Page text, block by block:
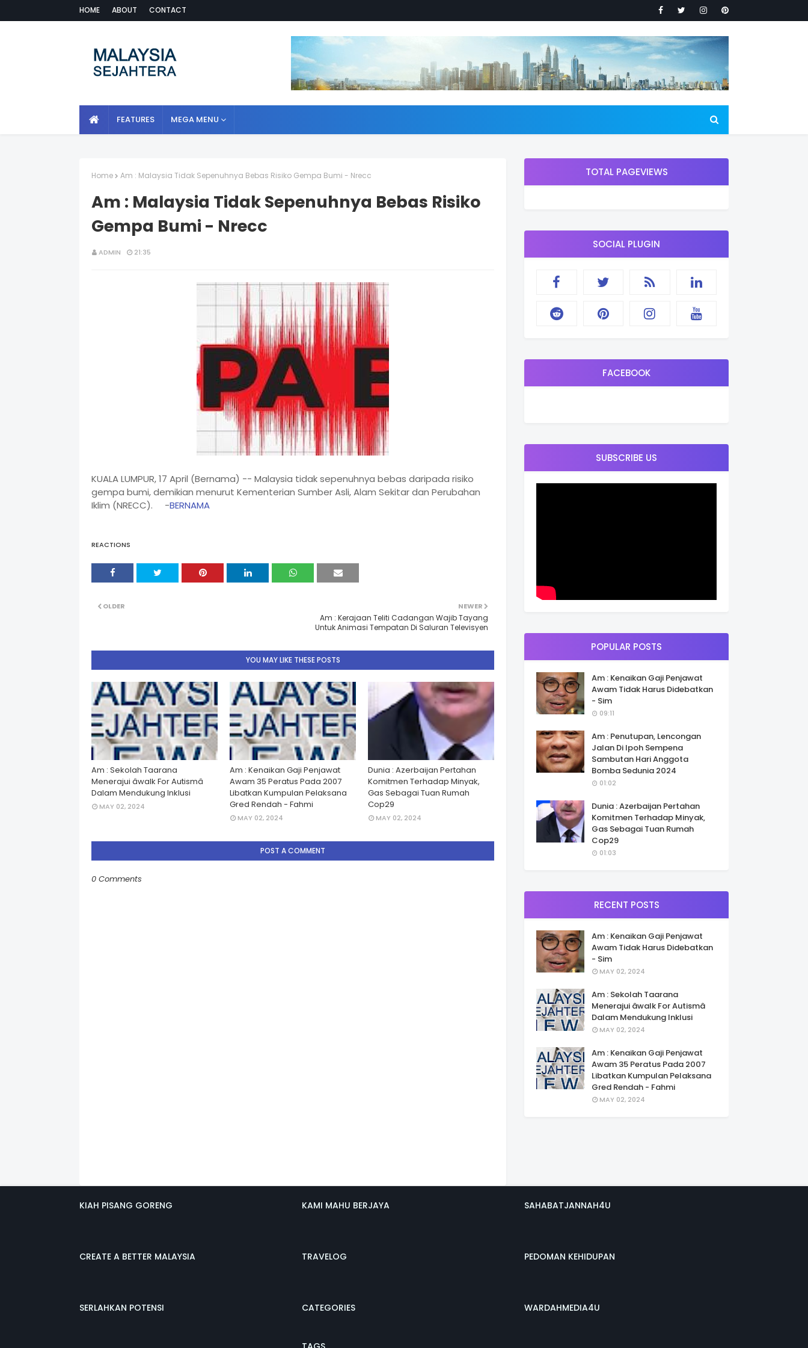
HOME ABOUT CONTACT
FEATURES MEGA MENU
Home Am : Malaysia Tidak Sepenuhnya Bebas Risiko Gempa Bumi - Nrecc
Am : Malaysia Tidak Sepenuhnya Bebas Risiko
Gempa Bumi - Nrecc
ADMIN 21:35
KUALA LUMPUR, 17 April (Bernama) -- Malaysia tidak sepenuhnya bebas daripada risiko
gempa bumi, demikian menurut Kementerian Sumber Asli, Alam Sekitar dan Perubahan
Iklim (NRECC). -BERNAMA
REACTIONS
NEWER
Am : Kerajaan Teliti Cadangan Wajib Tayang
Untuk Animasi Tempatan Di Saluran Televisyen
OLDER
YOU MAY LIKE THESE POSTS
Am : Sekolah Taarana
Menerajui âwalk For Autismâ
Dalam Mendukung Inklusi
MAY 02, 2024
Am : Kenaikan Gaji Penjawat
Awam 35 Peratus Pada 2007
Libatkan Kumpulan Pelaksana
Gred Rendah - Fahmi
MAY 02, 2024
Dunia : Azerbaijan Pertahan
Komitmen Terhadap Minyak,
Gas Sebagai Tuan Rumah
Cop29
MAY 02, 2024
POST A COMMENT
0 Comments
TOTAL PAGEVIEWS
SOCIAL PLUGIN
FACEBOOK
SUBSCRIBE US
POPULAR POSTS
Am : Kenaikan Gaji Penjawat
Awam Tidak Harus Didebatkan
- Sim
09:11
Am : Penutupan, Lencongan
Jalan Di Ipoh Sempena
Sambutan Hari Anggota
Bomba Sedunia 2024
01:02
Dunia : Azerbaijan Pertahan
Komitmen Terhadap Minyak,
Gas Sebagai Tuan Rumah
Cop29
01:03
RECENT POSTS
Am : Kenaikan Gaji Penjawat
Awam Tidak Harus Didebatkan
- Sim
MAY 02, 2024
Am : Sekolah Taarana
Menerajui âwalk For Autismâ
Dalam Mendukung Inklusi
MAY 02, 2024
Am : Kenaikan Gaji Penjawat
Awam 35 Peratus Pada 2007
Libatkan Kumpulan Pelaksana
Gred Rendah - Fahmi
MAY 02, 2024
KIAH PISANG GORENG
CREATE A BETTER MALAYSIA
SERLAHKAN POTENSI
KAMI MAHU BERJAYA
TRAVELOG
CATEGORIES
SAHABATJANNAH4U
PEDOMAN KEHIDUPAN
WARDAHMEDIA4U